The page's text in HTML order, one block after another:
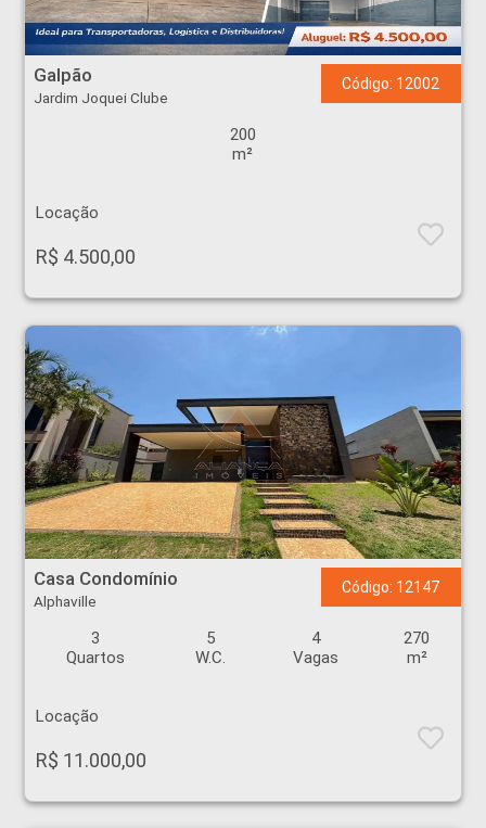
Galpão - Jardim Joquei Clube - Ribeirão Preto
Galpão
Jardim Joquei Clube
Código: 12002
200
m²
Locação
R$ 4.500,00
Casa Condomínio - Alphaville - Ribeirão Preto
Casa Condomínio
Alphaville
Código: 12147
3
Quartos
5
W.C.
4
Vagas
270
m²
Locação
R$ 11.000,00